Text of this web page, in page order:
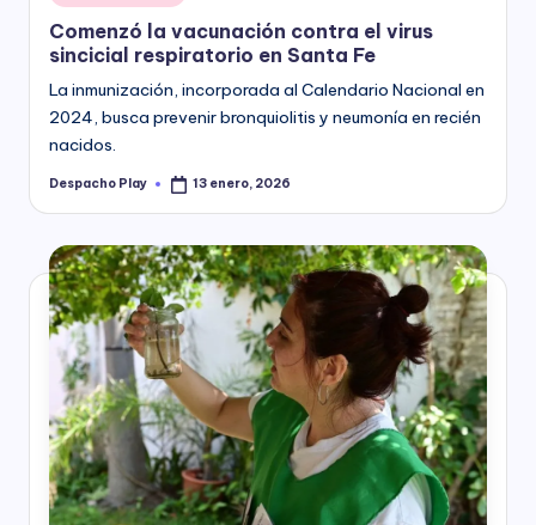
in
Comenzó la vacunación contra el virus
sincicial respiratorio en Santa Fe
La inmunización, incorporada al Calendario Nacional en
2024, busca prevenir bronquiolitis y neumonía en recién
nacidos.
Posted
Despacho Play 13 enero, 2026